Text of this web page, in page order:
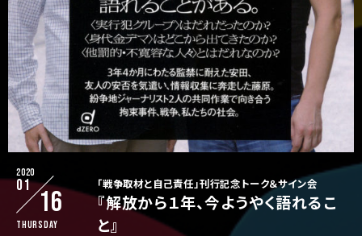
2020
01
16
Thursday
「戦争取材と自己責任」刊行記念トーク＆サイン会
『解放から１年、今ようやく語れるこ
と』